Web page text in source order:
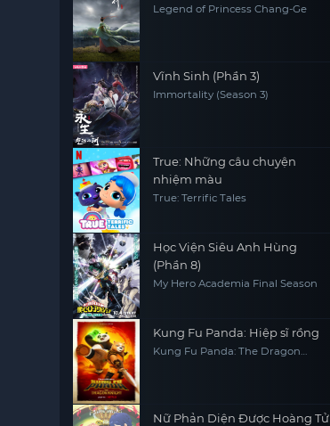
Legend of Princess Chang-Ge
Vĩnh Sinh (Phần 3)
Immortality (Season 3)
True: Những câu chuyện
nhiệm màu
True: Terrific Tales
Học Viện Siêu Anh Hùng
(Phần 8)
My Hero Academia Final Season
Kung Fu Panda: Hiệp sĩ rồng
Kung Fu Panda: The Dragon
Nữ Phản Diện Được Hoàng Tử